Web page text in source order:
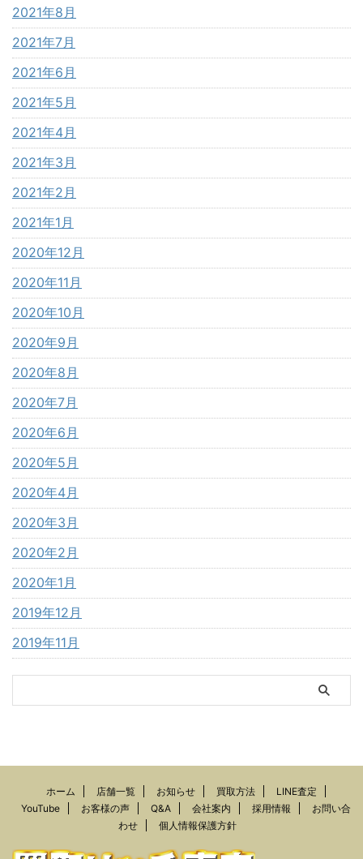
2021年8月
2021年7月
2021年6月
2021年5月
2021年4月
2021年3月
2021年2月
2021年1月
2020年12月
2020年11月
2020年10月
2020年9月
2020年8月
2020年7月
2020年6月
2020年5月
2020年4月
2020年3月
2020年2月
2020年1月
2019年12月
2019年11月
ホーム 店舗一覧 お知らせ 買取方法
LINE査定
YouTube
お客様の声 Q&A 会社案内 採用情報
お問い合
わせ
個人情報保護方針